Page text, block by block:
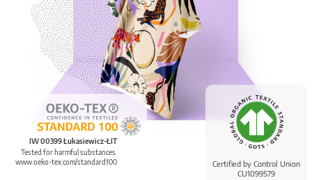
Certified by Control Union
CU1099579
IW 00399 Łukasiewicz-ŁIT
Tested for harmful substances.
www.oeko-tex.com/standard100